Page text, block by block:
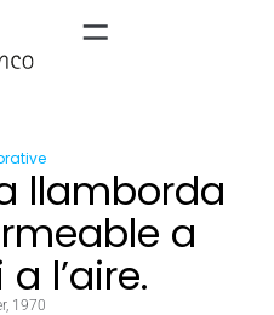
llamborda
a
l’aire.
1970